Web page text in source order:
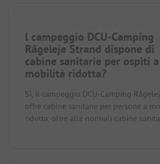
l campeggio DCU-Camping
Rågeleje Strand dispone di
cabine sanitarie per ospiti a
mobilità ridotta?
Sì, il campeggio DCU-Camping
offre cabine sanitarie per persone a
ridotta, oltre alle normali cabine